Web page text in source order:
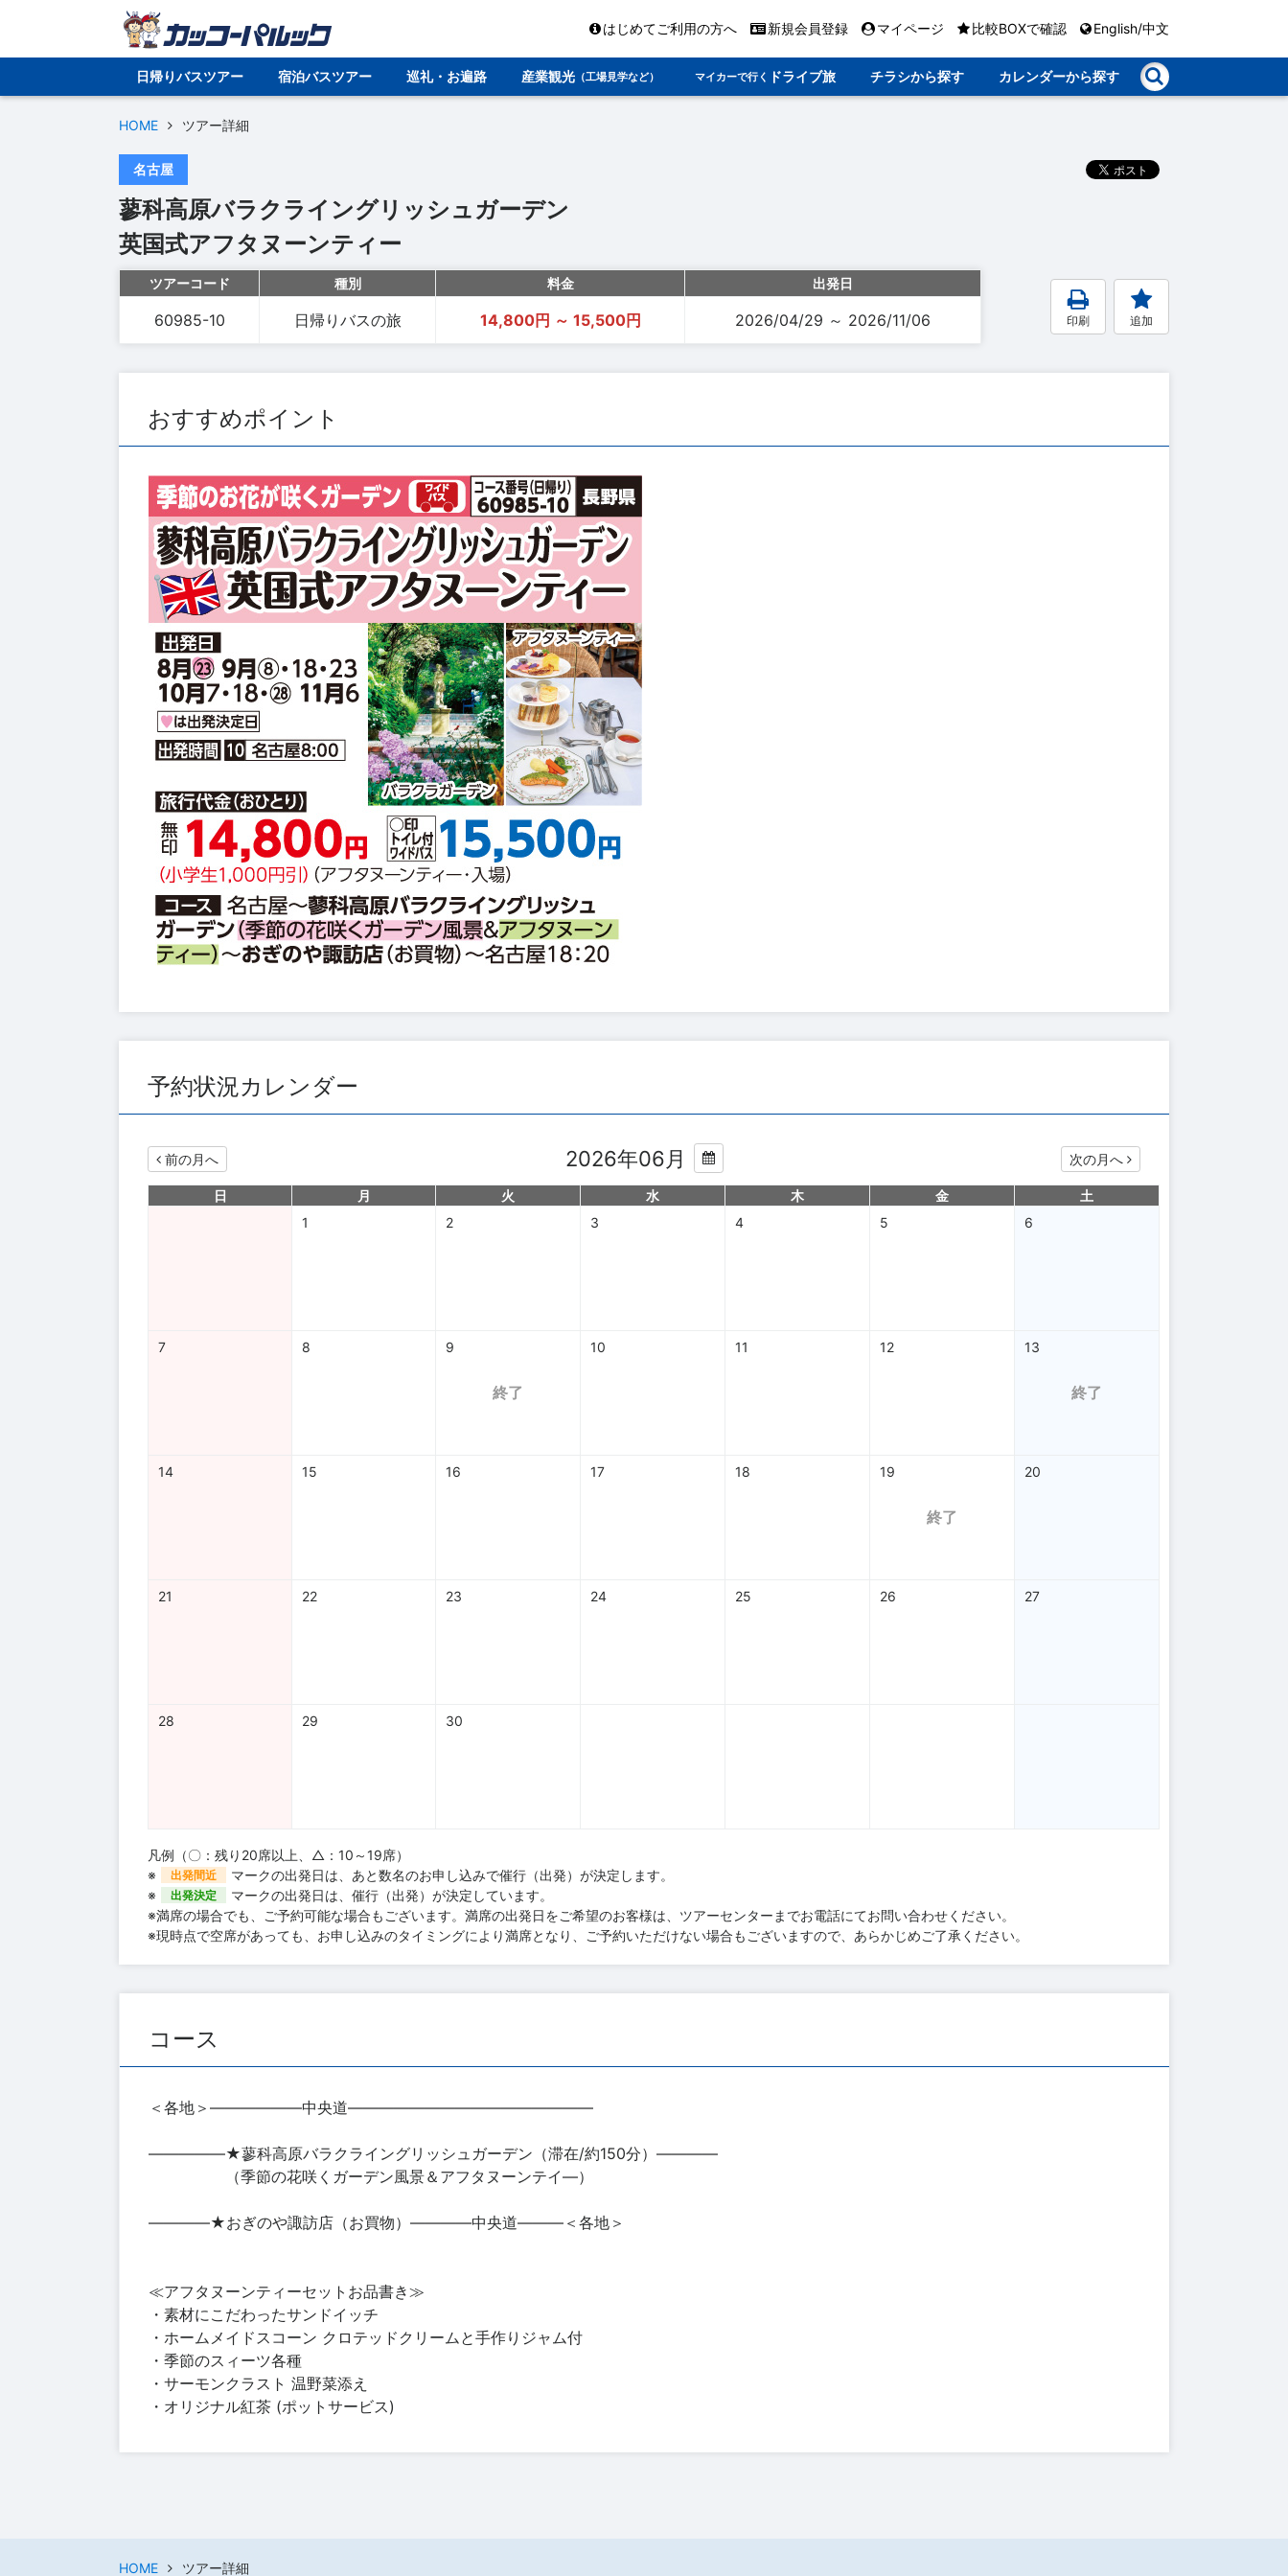
はじめてご利用の方へ 新規会員登録 マイページ 比較BOXで確認 English/中文
日帰りバスツアー 宿泊バスツアー 巡礼・お遍路 産業観光 （工場見学など） マイカーで行く ドライブ旅 チラシから探す カレンダーから探す
HOME ツアー詳細
名古屋
蓼科高原バラクライングリッシュガーデン
英国式アフタヌーンティー
ツアーコード 種別 料金 出発日
60985-10 日帰りバスの旅 14,800円 ～ 15,500円 2026/04/29 ～ 2026/11/06 印刷 追加
おすすめポイント
予約状況カレンダー
前の月へ 2026年06月 次の月へ
日 月 火 水 木 金
土
1
2 3 4 5 6
7 8 9
終了
10 11 12 13
終了
14 15 16 17 18 19
終了
20
21 22 23 24 25 26 27
28 29 30
凡例（〇：残り20席以上、△：10～19席）
※
出発間近
マークの出発日は、あと数名のお申し込みで催行（出発）が決定します。
※
出発決定
マークの出発日は、催行（出発）が決定しています。
※満席の場合でも、ご予約可能な場合もございます。満席の出発日をご希望のお客様は、ツアーセンターまでお電話にてお問い合わせください。
※現時点で空席があっても、お申し込みのタイミングにより満席となり、ご予約いただけない場合もございますので、あらかじめご了承ください。
コース
＜各地＞――――――中央道――――――――――――――――
―――――★蓼科高原バラクライングリッシュガーデン（滞在/約150分）――――
（季節の花咲くガーデン風景＆アフタヌーンテイ―）
――――★おぎのや諏訪店（お買物）――――中央道―――＜各地＞
≪アフタヌーンティーセットお品書き≫
・素材にこだわったサンドイッチ
・ホームメイドスコーン クロテッドクリームと手作りジャム付
・季節のスィーツ各種
・サーモンクラスト 温野菜添え
・オリジナル紅茶 (ポットサービス)
HOME ツアー詳細